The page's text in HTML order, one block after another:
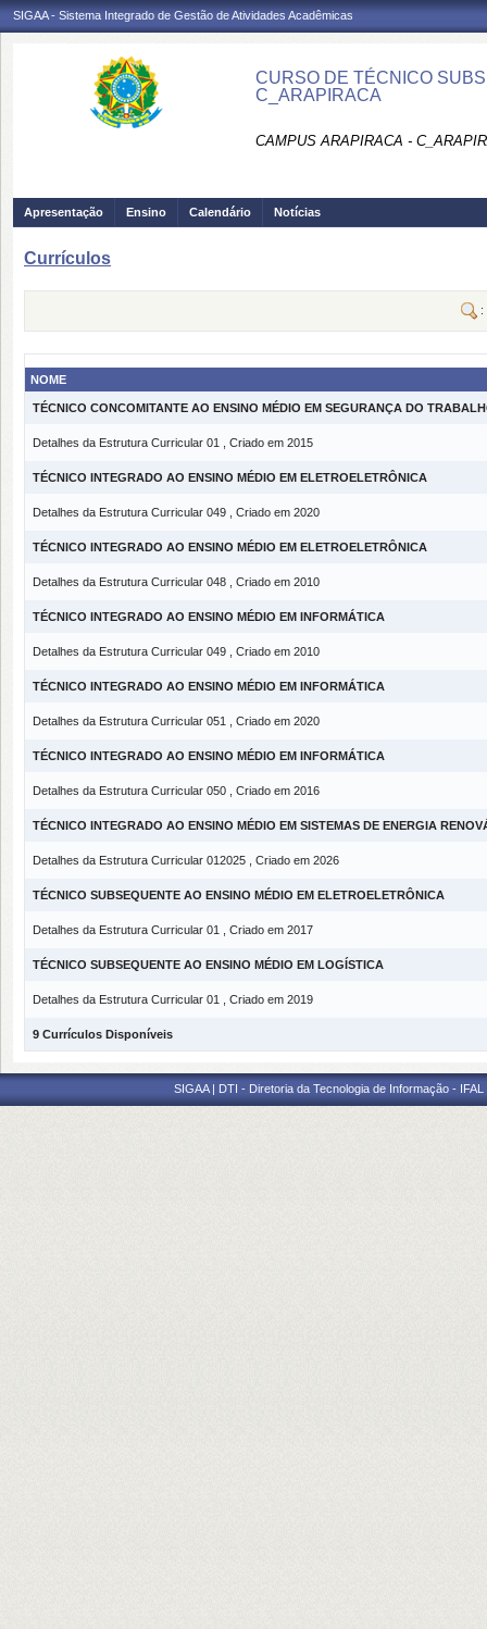
SIGAA - Sistema Integrado de Gestão de Atividades Acadêmicas
CURSO DE TÉCNICO
C_ARAPIRACA
CAMPUS ARAPIRACA -
Apresentação Ensino Calendário Notícias
Currículos
:
NOME
TÉCNICO CONCOMITANTE AO ENSINO MÉDIO EM SEGURANÇA DO
Detalhes da Estrutura Curricular 01 , Criado em 2015
TÉCNICO INTEGRADO AO ENSINO MÉDIO EM ELETROELETRÔNICA
Detalhes da Estrutura Curricular 049 , Criado em 2020
TÉCNICO INTEGRADO AO ENSINO MÉDIO EM ELETROELETRÔNICA
Detalhes da Estrutura Curricular 048 , Criado em 2010
TÉCNICO INTEGRADO AO ENSINO MÉDIO EM INFORMÁTICA
Detalhes da Estrutura Curricular 049 , Criado em 2010
TÉCNICO INTEGRADO AO ENSINO MÉDIO EM INFORMÁTICA
Detalhes da Estrutura Curricular 051 , Criado em 2020
TÉCNICO INTEGRADO AO ENSINO MÉDIO EM INFORMÁTICA
Detalhes da Estrutura Curricular 050 , Criado em 2016
TÉCNICO INTEGRADO AO ENSINO MÉDIO EM SISTEMAS DE ENERGIA
Detalhes da Estrutura Curricular 012025 , Criado em 2026
TÉCNICO SUBSEQUENTE AO ENSINO MÉDIO EM ELETROELETRÔNICA
Detalhes da Estrutura Curricular 01 , Criado em 2017
TÉCNICO SUBSEQUENTE AO ENSINO MÉDIO EM LOGÍSTICA
Detalhes da Estrutura Curricular 01 , Criado em 2019
9 Currículos Disponíveis
SIGAA | DTI - Diretoria da Tecnologia de Informação -